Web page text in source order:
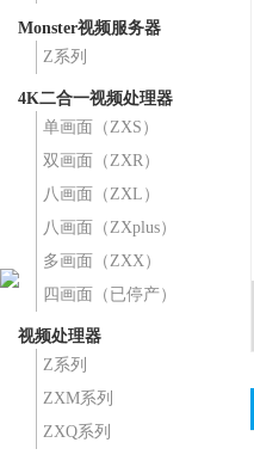
Monster视频服务器
Z系列
4K二合一视频处理器
单画面（ZXS）
双画面（ZXR）
八画面（ZXL）
八画面（ZXplus）
多画面（ZXX）
四画面（已停产）
视频处理器
Z系列
ZXM系列
ZXQ系列